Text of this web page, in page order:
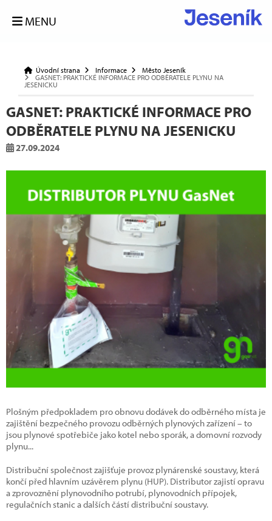
MENU
Úvodní strana Informace
Město Jeseník
GASNET: PRAKTICKÉ INFORMACE PRO ODBĚRATELE PLYNU NA
JESENICKU
GASNET: PRAKTICKÉ INFORMACE PRO
ODBĚRATELE PLYNU NA JESENICKU
27.09.2024
Plošným předpokladem pro obnovu dodávek do odběrného místa je
zajištění bezpečného provozu odběrných plynových zařízení – to
jsou plynové spotřebiče jako kotel nebo sporák, a domovní rozvody
plynu...
Distribuční společnost zajišťuje provoz plynárenské soustavy, která
končí před hlavním uzávěrem plynu (HUP). Distributor zajistí opravu
a zprovoznění plynovodního potrubí, plynovodních přípojek,
regulačních stanic a dalších částí distribuční soustavy.